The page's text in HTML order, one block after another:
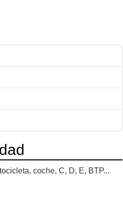
coche, C, D, E, BTP...